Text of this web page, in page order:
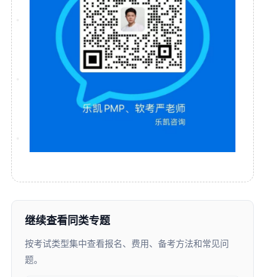
继续查看同类专题
按考试类型集中查看报名、费用、备考方法和常见问
题。